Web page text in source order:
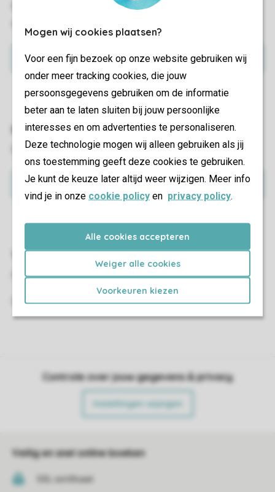
Mogen wij cookies plaatsen?
Voor een fijn bezoek op onze website gebruiken wij
onder meer tracking cookies, die jouw
persoonsgegevens gebruiken om de informatie
beter aan te laten sluiten bij jouw persoonlijke
interesses en om advertenties te personaliseren.
Deze technologie mogen wij alleen gebruiken als jij
ons toestemming geeft deze cookies te gebruiken.
Je kunt de keuze later altijd weer wijzigen. Meer info
vind je in onze cookie policy en privacy policy.
Alle cookies accepteren
Weiger alle cookies
Voorkeuren kiezen
Bekijk hier onze tarieven voor ABC-zwemmen en andere
Tarieven
Inschrijven
Enthousiast geworden? Schrijf je (of je kind) dan nu in!
Inschrijven
Vragen?
Heb je nog vragen over de zwemlessen?
Stuur een e-mail naar:zwembad@kleinvink.nl.
Controle over jouw gegevens & privacy
Instellingen wijzigen
Veilig en snel online boeken
SSL certificaat